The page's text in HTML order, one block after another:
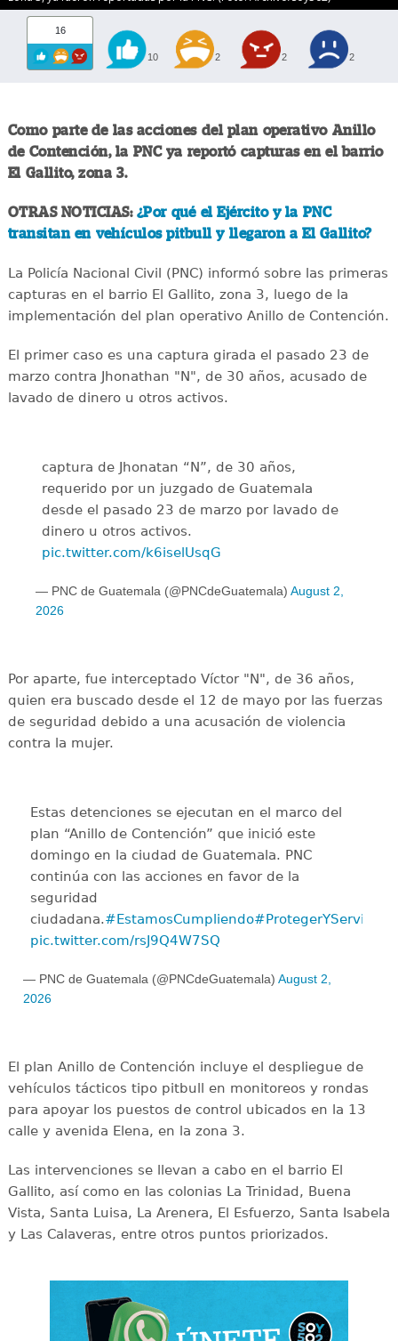
16
10 2 2 2
Como parte de las acciones del plan operativo Anillo
de Contención, la PNC ya reportó capturas en el barrio
El Gallito, zona 3.
OTRAS NOTICIAS: ¿Por qué el Ejército y la PNC
transitan en vehículos pitbull y llegaron a El Gallito?
La Policía Nacional Civil (PNC) informó sobre las primeras
capturas en el barrio El Gallito, zona 3, luego de la
implementación del plan operativo Anillo de Contención.
El primer caso es una captura girada el pasado 23 de
marzo contra Jhonathan "N", de 30 años, acusado de
lavado de dinero u otros activos.
captura de Jhonatan “N”, de 30 años,
requerido por un juzgado de Guatemala
desde el pasado 23 de marzo por lavado de
dinero u otros activos.
pic.twitter.com/k6iselUsqG
— PNC de Guatemala (@PNCdeGuatemala) August 2,
2026
Por aparte, fue interceptado Víctor "N", de 36 años,
quien era buscado desde el 12 de mayo por las fuerzas
de seguridad debido a una acusación de violencia
contra la mujer.
Estas detenciones se ejecutan en el marco del
plan “Anillo de Contención” que inició este
domingo en la ciudad de Guatemala. PNC
continúa con las acciones en favor de la
seguridad
ciudadana.#EstamosCumpliendo#ProtegerYServir
pic.twitter.com/rsJ9Q4W7SQ
— PNC de Guatemala (@PNCdeGuatemala) August 2,
2026
El plan Anillo de Contención incluye el despliegue de
vehículos tácticos tipo pitbull en monitoreos y rondas
para apoyar los puestos de control ubicados en la 13
calle y avenida Elena, en la zona 3.
Las intervenciones se llevan a cabo en el barrio El
Gallito, así como en las colonias La Trinidad, Buena
Vista, Santa Luisa, La Arenera, El Esfuerzo, Santa Isabela
y Las Calaveras, entre otros puntos priorizados.